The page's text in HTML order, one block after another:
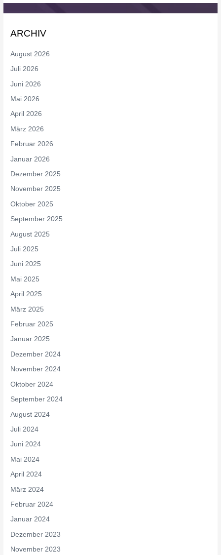
ARCHIV
August 2026
Juli 2026
Juni 2026
Mai 2026
April 2026
März 2026
Februar 2026
Januar 2026
Dezember 2025
November 2025
Oktober 2025
September 2025
August 2025
Juli 2025
Juni 2025
Mai 2025
April 2025
März 2025
Februar 2025
Januar 2025
Dezember 2024
November 2024
Oktober 2024
September 2024
August 2024
Juli 2024
Juni 2024
Mai 2024
April 2024
März 2024
Februar 2024
Januar 2024
Dezember 2023
November 2023